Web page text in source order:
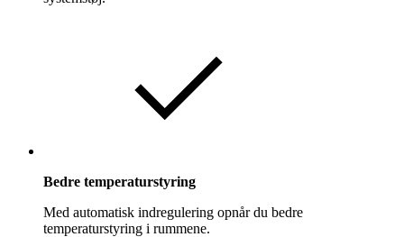
Bedre temperaturstyring
Med automatisk indregulering opnår du bedre
temperaturstyring i rummene.